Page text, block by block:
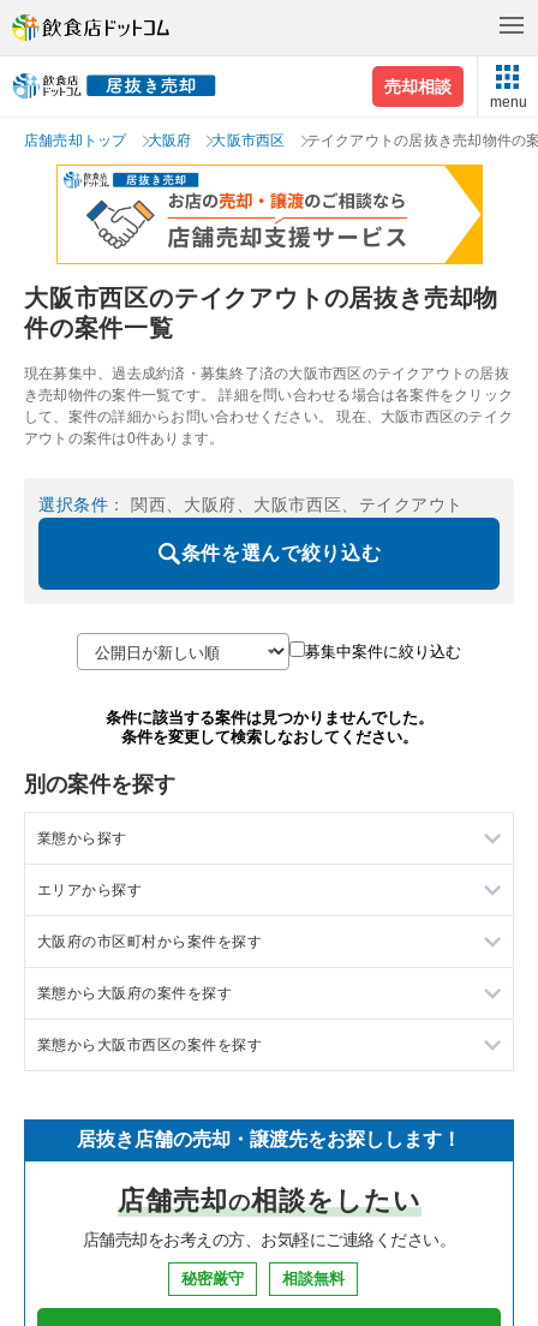
売却相談
menu
店舗売却トップ 大阪府 大阪市西区 テイクアウトの居抜き売却物件の
大阪市西区のテイクアウトの居抜き売却物
件の案件一覧
現在募集中、過去成約済・募集終了済の大阪市西区のテイクアウトの居抜
き売却物件の案件一覧です。 詳細を問い合わせる場合は各案件をクリック
して、案件の詳細からお問い合わせください。 現在、大阪市西区のテイク
アウトの案件は0件あります。
選択条件 ： 関西、大阪府、大阪市西区、テイクアウト
条件を選んで絞り込む
募集中案件に絞り込む
条件に該当する案件は見つかりませんでした。
条件を変更して検索しなおしてください。
別の案件を探す
業態から探す
ラーメンの居抜き売却物件の案件一覧
フランス料理の居抜き売却物件の案件一覧
イタリア料理の居抜き売却物件の案件一覧
中華の居抜き売却物件の案件一覧
寿司の居抜き売却物件の案件一覧
焼肉の居抜き売却物件の案件一覧
鉄板焼き・お好み焼の居抜き売却物件の案件一覧
エリアから探す
東京23区の飲食店の居抜き売却物件の案件一覧
東京都下の飲食店の居抜き売却物件の案件一覧
千葉県の飲食店の居抜き売却物件の案件一覧
神奈川県の飲食店の居抜き売却物件の案件一覧
大阪府の飲食店の居抜き売却物件の案件一覧
兵庫県の飲食店の居抜き売却物件の案件一覧
大阪府の市区町村から案件を探す
大阪市北区の飲食店の居抜き売却物件の案件一覧
大阪市中央区の飲食店の居抜き売却物件の案件一覧
堺市北区の飲食店の居抜き売却物件の案件一覧
堺市中区の飲食店の居抜き売却物件の案件一覧
大阪市西区の飲食店の居抜き売却物件の案件一覧
業態から大阪府の案件を探す
大阪府のラーメンの居抜き売却物件の案件一覧
大阪府のイタリア料理の居抜き売却物件の案件一覧
大阪府の中華の居抜き売却物件の案件一覧
大阪府のそば・うどんの居抜き売却物件の案件一覧
業態から大阪市西区の案件を探す
大阪市西区のイタリア料理の居抜き売却物件の案件一覧
大阪市西区の中華の居抜き売却物件の案件一覧
大阪市西区の焼肉の居抜き売却物件の案件一覧
居抜き店舗の売却・譲渡先をお探しします！
店舗売却の相談をしたい
店舗売却をお考えの方、お気軽にご連絡ください。
秘密厳守 相談無料